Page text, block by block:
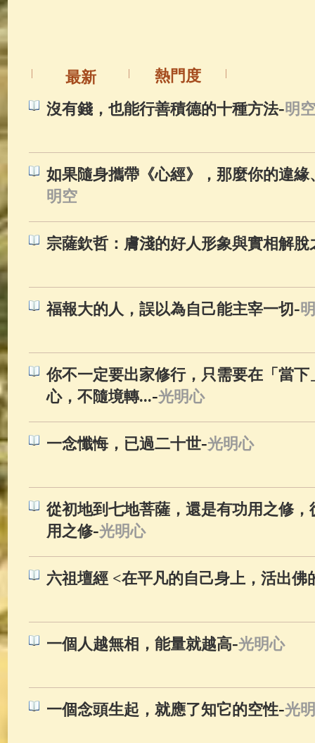
善財童子五十三參
最新
熱門度
沒有錢，也能行善積德的十種方法-明空
如果隨身攜帶《心經》，那麼你的違
明空
宗薩欽哲：膚淺的好人形象與實相解脫
福報大的人，誤以為自己能主宰一切 -
你不一定要出家修行，只需要在「當
心，不隨境轉...-光明心
一念懺悔，已過二十世-光明心
從初地到七地菩薩，還是有功用之修
用之修-光明心
六祖壇經 <在平凡的自己身上，活出佛
一個人越無相，能量就越高-光明心
一個念頭生起，就應了知它的空性-光